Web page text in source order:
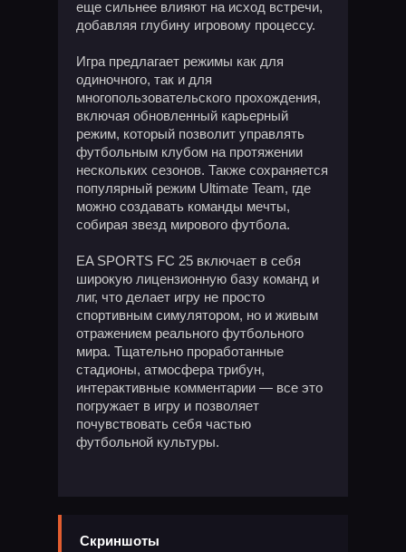
еще сильнее влияют на исход встречи,
добавляя глубину игровому процессу.
Игра предлагает режимы как для
одиночного, так и для
многопользовательского прохождения,
включая обновленный карьерный
режим, который позволит управлять
футбольным клубом на протяжении
нескольких сезонов. Также сохраняется
популярный режим Ultimate Team, где
можно создавать команды мечты,
собирая звезд мирового футбола.
EA SPORTS FC 25 включает в себя
широкую лицензионную базу команд и
лиг, что делает игру не просто
спортивным симулятором, но и живым
отражением реального футбольного
мира. Тщательно проработанные
стадионы, атмосфера трибун,
интерактивные комментарии — все это
погружает в игру и позволяет
почувствовать себя частью
футбольной культуры.
Скриншоты